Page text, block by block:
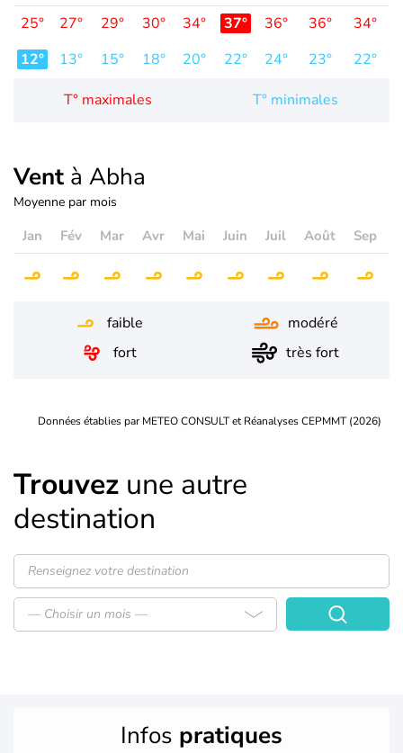
25° 27° 29° 30° 34° 37° 36° 36° 34°
12°
13° 15° 18° 20° 22° 24° 23° 22°
T° maximales T° minimales
Vent à Abha
Moyenne par mois
Jan Fév Mar Avr Mai Juin Juil Août Sep
faible
modéré
fort
très fort
Données établies par METEO CONSULT et Réanalyses CEPMMT (2026)
Trouvez une autre
destination
— Choisir un mois —
Infos pratiques